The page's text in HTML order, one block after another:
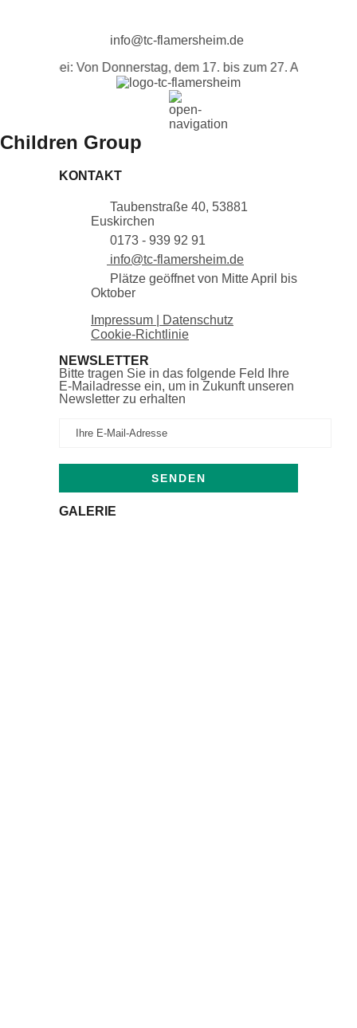
info@tc-flamersheim.de
vorbei: Von Donnerstag, dem 17. bis zum 27. August
Children Group
KONTAKT
Taubenstraße 40, 53881
Euskirchen
0173 - 939 92 91
info@tc-flamersheim.de
Plätze geöffnet von Mitte April bis
Oktober
Impressum | Datenschutz
Cookie-Richtlinie
NEWSLETTER
Bitte tragen Sie in das folgende Feld Ihre
E-Mailadresse ein, um in Zukunft unseren
Newsletter zu erhalten
GALERIE